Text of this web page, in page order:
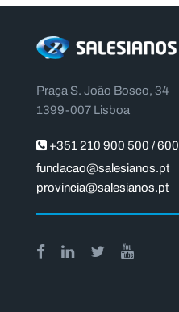
Praça S. João Bosco, 34
1399-007 Lisboa
+351 210 900 500 / 600
fundacao@salesianos.pt
provincia@salesianos.pt